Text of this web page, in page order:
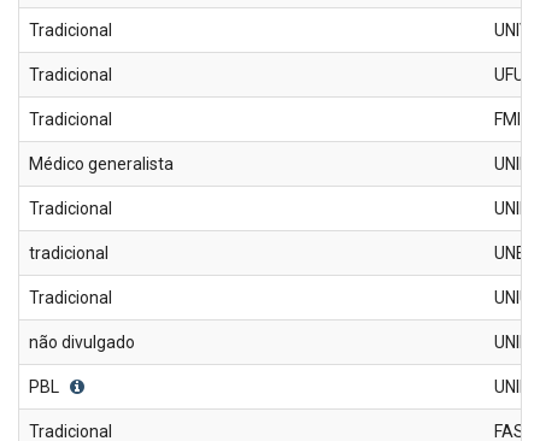
Tradicional
Tradicional UFU
Tradicional FMIt
Médico generalista
Tradicional
tradicional UNEC
Tradicional
não divulgado
PBL
Tradicional